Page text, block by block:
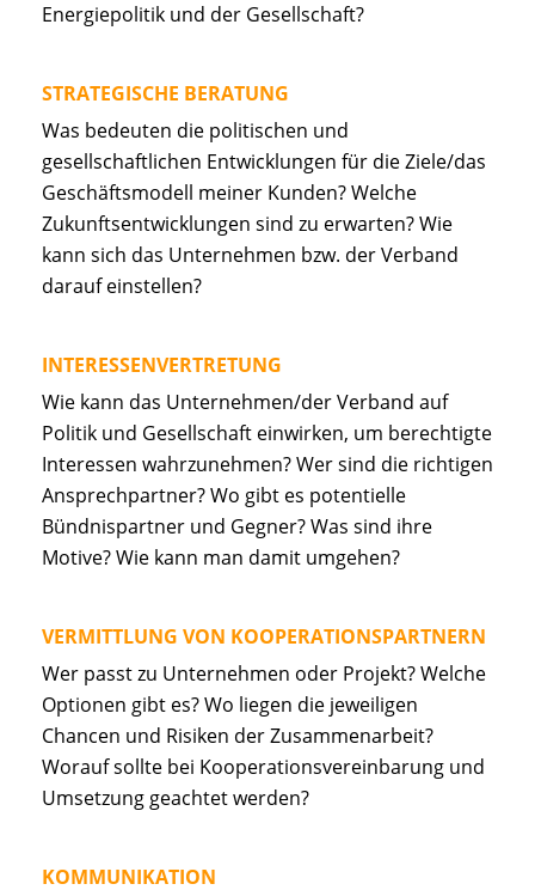
Energiepolitik und der Gesellschaft?
STRATEGISCHE BERATUNG
Was bedeuten die politischen und
gesellschaftlichen Entwicklungen für die Ziele/das
Geschäftsmodell meiner Kunden? Welche
Zukunftsentwicklungen sind zu erwarten? Wie
kann sich das Unternehmen bzw. der Verband
darauf einstellen?
INTERESSENVERTRETUNG
Wie kann das Unternehmen/der Verband auf
Politik und Gesellschaft einwirken, um berechtigte
Interessen wahrzunehmen? Wer sind die richtigen
Ansprechpartner? Wo gibt es potentielle
Bündnispartner und Gegner? Was sind ihre
Motive? Wie kann man damit umgehen?
VERMITTLUNG VON KOOPERATIONSPARTNERN
Wer passt zu Unternehmen oder Projekt? Welche
Optionen gibt es? Wo liegen die jeweiligen
Chancen und Risiken der Zusammenarbeit?
Worauf sollte bei Kooperationsvereinbarung und
Umsetzung geachtet werden?
KOMMUNIKATION